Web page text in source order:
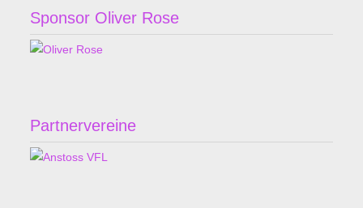
Sponsor Oliver Rose
Partnervereine